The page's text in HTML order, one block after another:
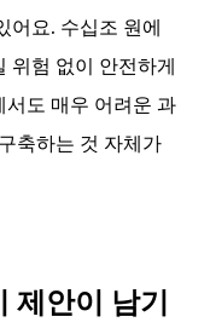
어요. 수십조 원에
위험 없이 안전하게
서도 매우 어려운 과
축하는 것 자체가
제안이 남기